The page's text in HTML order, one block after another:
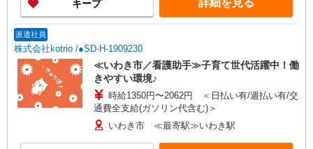
キープ 詳細を見る
派遣社員
株式会社kotrio /●SD-H-1909230
≪いわき市／看護助手≫子育て世代活躍中！働
きやすい環境♪
時給1350円〜2062円 ＜日払い有/週払い有/交
通費全支給(ガソリン代含む)＞
いわき市 ≪最寄駅≫いわき駅